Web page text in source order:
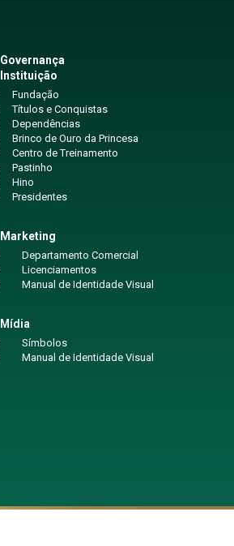
Governança
Instituição
Fundação
Títulos e Conquistas
Dependências
Brinco de Ouro da Princesa
Centro de Treinamento
Pastinho
Hino
Presidentes
Marketing
Departamento Comercial
Licenciamentos
Manual de Identidade Visual
Mídia
Símbolos
Manual de Identidade Visual